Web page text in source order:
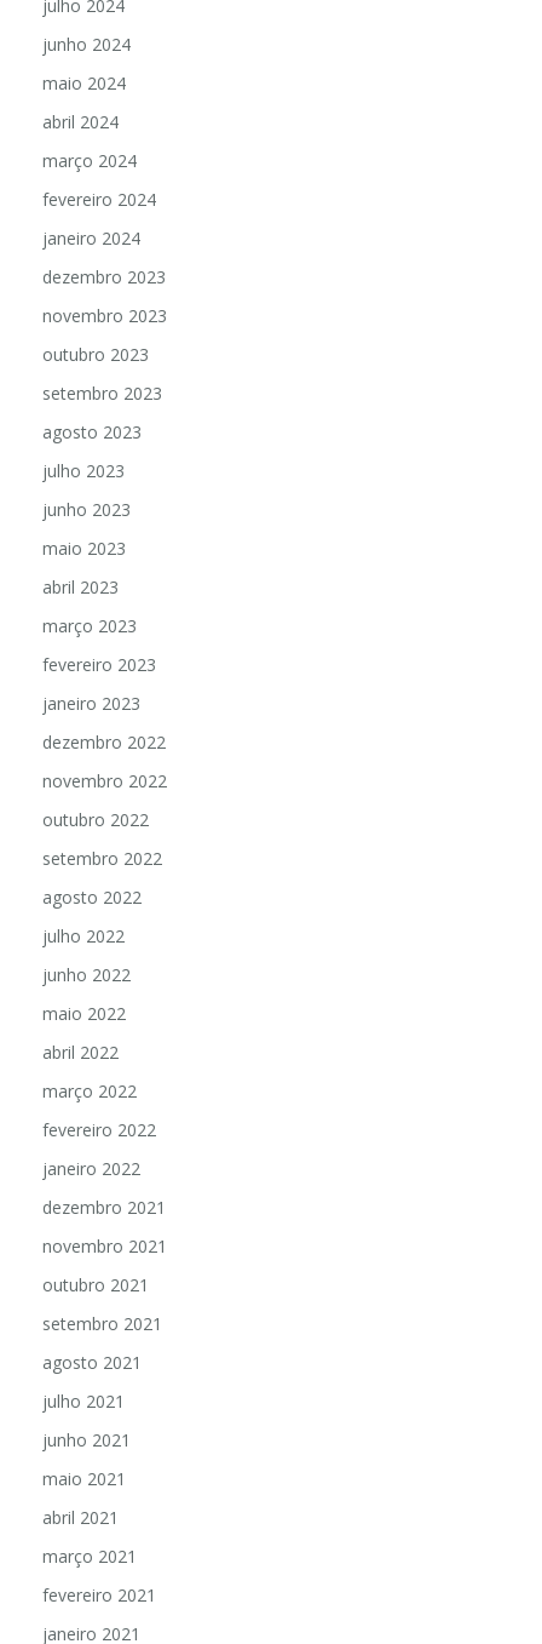
julho 2024
junho 2024
maio 2024
abril 2024
março 2024
fevereiro 2024
janeiro 2024
dezembro 2023
novembro 2023
outubro 2023
setembro 2023
agosto 2023
julho 2023
junho 2023
maio 2023
abril 2023
março 2023
fevereiro 2023
janeiro 2023
dezembro 2022
novembro 2022
outubro 2022
setembro 2022
agosto 2022
julho 2022
junho 2022
maio 2022
abril 2022
março 2022
fevereiro 2022
janeiro 2022
dezembro 2021
novembro 2021
outubro 2021
setembro 2021
agosto 2021
julho 2021
junho 2021
maio 2021
abril 2021
março 2021
fevereiro 2021
janeiro 2021